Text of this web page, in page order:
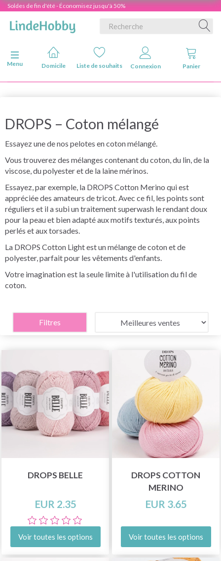
Soldes de fin d'été - Économisez jusqu'à 50%
Basculer la navigation
Menu
Domicile Liste de souhaits Connexion Panier
DROPS – Coton mélangé
Essayez une de nos pelotes en coton mélangé.
Vous trouverez des mélanges contenant du coton, du lin, de la
viscose, du polyester et de la laine mérinos.
Essayez, par exemple, la DROPS Cotton Merino qui est
appréciée des amateurs de tricot. Avec ce fil, les points sont
réguliers et il a subi un traitement superwash le rendant doux
pour la peau et bien adapté aux motifs texturés, aux points
perlés et aux torsades.
La DROPS Cotton Light est un mélange de coton et de
polyester, parfait pour les vêtements d'enfants.
Votre imagination est la seule limite à l'utilisation du fil de
coton.
Filtres
DROPS BELLE
EUR 2.35
Voir toutes les options
DROPS COTTON
MERINO
EUR 3.65
Voir toutes les options